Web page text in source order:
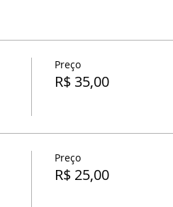
Preço
R$ 35,00
Preço
R$ 25,00